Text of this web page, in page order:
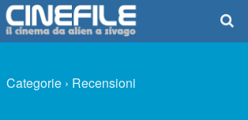
Categorie › Recensioni